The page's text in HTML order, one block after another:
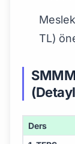
TL)
Ders